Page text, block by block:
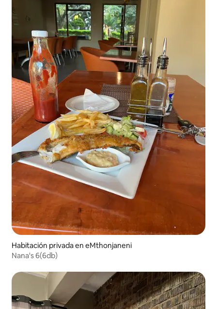
Habitación privada en eMthonjaneni
Nana's 6(6db)